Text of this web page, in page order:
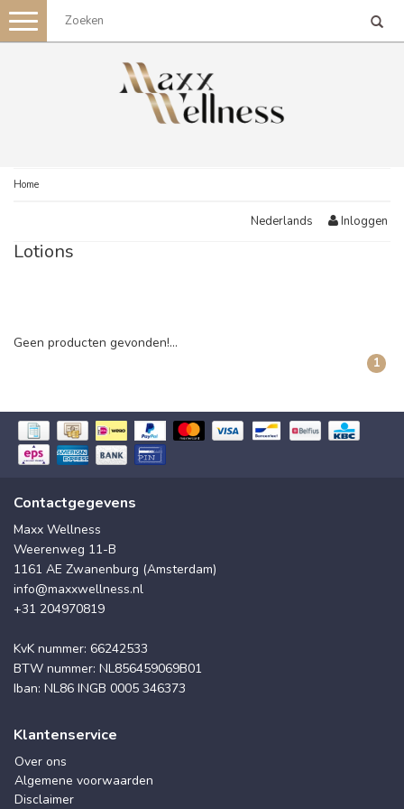
Toggle
navigation
Home
Nederlands Inloggen
Lotions
Geen producten gevonden!...
1
Contactgegevens
Maxx Wellness
Weerenweg 11-B
1161 AE Zwanenburg (Amsterdam)
info@maxxwellness.nl
+31 204970819
KvK nummer: 66242533
BTW nummer: NL856459069B01
Iban: NL86 INGB 0005 346373
Klantenservice
Over ons
Algemene voorwaarden
Disclaimer